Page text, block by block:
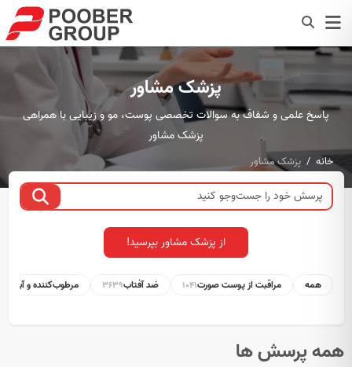
پزشک مشاور
پاسخ علمی و شفاف به سوالات تخصصی پوست، مو و زیبایی با همراهی
پزشک مشاور
خانه پزشک مشاور
از پزشک مشاور بپرسید!
همه مراقبت از پوست صورت1041 ضد آفتاب3639 مرطوب‌کننده و آبرسان
همه پرسش ها